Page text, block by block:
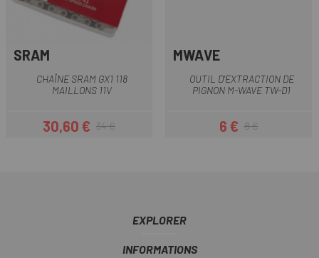
SRAM
CHAÎNE SRAM GX1 118
MAILLONS 11V
Prix
30,60 €Prix habituel
34 €
MWAVE
OUTIL D'EXTRACTION DE
PIGNON M-WAVE TW-D1
Prix
6 €Prix habituel
8 €
EXPLORER
INFORMATIONS